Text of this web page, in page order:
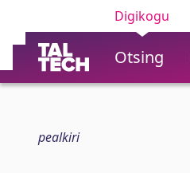
Digikogu
Otsing
pealkiri